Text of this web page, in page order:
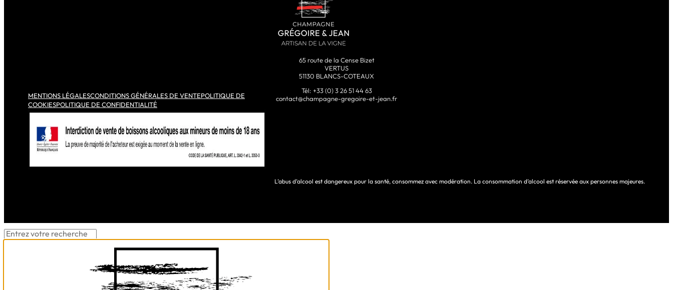
MENTIONS LÉGALESCONDITIONS GÉNÉRALES DE VENTEPOLITIQUE DE
COOKIESPOLITIQUE DE CONFIDENTIALITÉ
65 route de la Cense Bizet
VERTUS
51130 BLANCS-COTEAUX
Tél: +33 (0) 3 26 51 44 63
contact@champagne-gregoire-et-jean.fr
L’abus d’alcool est dangereux pour la santé, consommez avec modération. La consommation d’alcool est réservée aux personnes majeures.